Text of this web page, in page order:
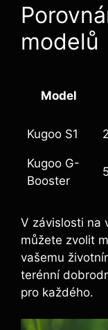
modelů
Model
Kugoo S1
Kugoo G-
Booster
V závislosti na
můžete zvolit
vašemu
terénní
pro každého.